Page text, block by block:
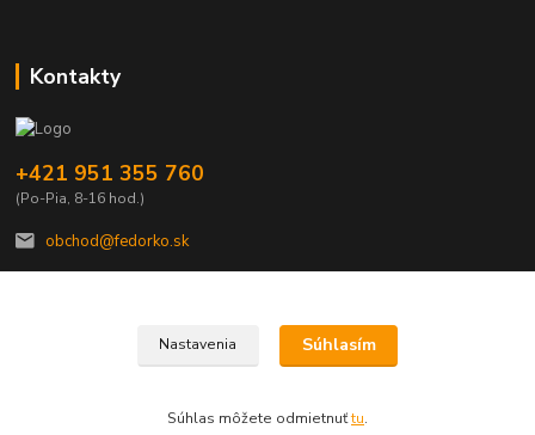
Kontakty
+421 951 355 760
(Po-Pia, 8-16 hod.)
obchod@fedorko.sk
© Copyright FEDORKO s.r.o. 1990
Nastavenia Súhlasím
Súhlas môžete odmietnuťtu.